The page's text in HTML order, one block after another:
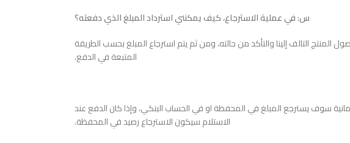
س: في عملية الاسترجاع، كيف يمكنني استرداد المبلغ الذي دفعته؟
المنتج التالف إلينا والتأكد من حالته، ومن ثم يتم استرجاع المبلغ بحسب الطريقة
المتبعة في الدفع.
سوف يسترجع المبلغ في المحفظة او في الحساب البنكي، وإذا كان الدفع عند
الاستلام سيكون الاسترجاع رصيد في المحفظة.